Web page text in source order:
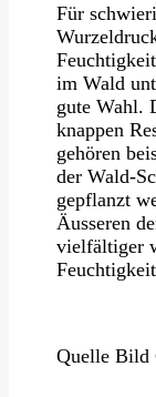
Für
im Wald
gute Wahl.
knappen
gehören
der Wald-
gepflanzt
Äusseren
vielfältiger
Quelle Bild